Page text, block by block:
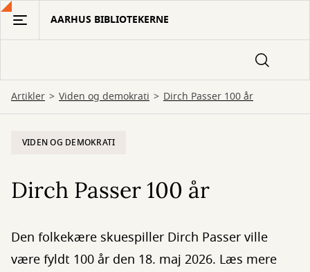
Gå
hovedindhold
AARHUS BIBLIOTEKERNE
Artikler Viden og demokrati Dirch Passer 100 år
VIDEN OG DEMOKRATI
Dirch Passer 100 år
Den folkekære skuespiller Dirch Passer ville
være fyldt 100 år den 18. maj 2026. Læs mere